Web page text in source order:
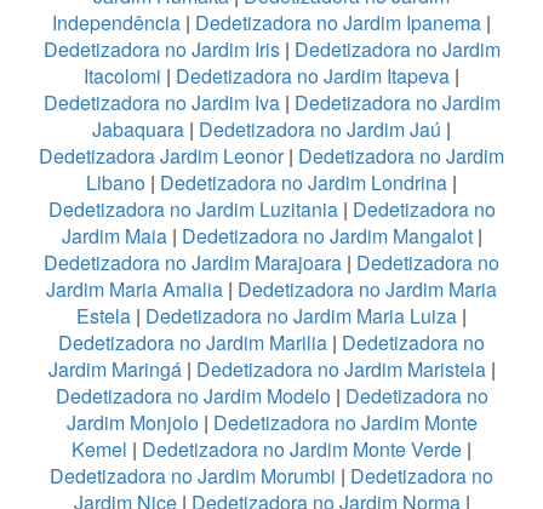
Independência | Dedetizadora no Jardim Ipanema |
Dedetizadora no Jardim Iris| Dedetizadora no Jardim
Itacolomi | Dedetizadora no Jardim Itapeva |
Dedetizadora no Jardim Iva| Dedetizadora no Jardim
Jabaquara | Dedetizadora no Jardim Jaú |
Dedetizadora Jardim Leonor| Dedetizadora no Jardim
Libano | Dedetizadora no Jardim Londrina |
Dedetizadora no Jardim Luzitania| Dedetizadora no
Jardim Maia| Dedetizadora no Jardim Mangalot|
Dedetizadora no Jardim Marajoara | Dedetizadora no
Jardim Maria Amalia | Dedetizadora no Jardim Maria
Estela | Dedetizadora no Jardim Maria Luiza |
Dedetizadora no Jardim Marilia | Dedetizadora no
Jardim Maringá| Dedetizadora no Jardim Maristela|
Dedetizadora no Jardim Modelo| Dedetizadora no
Jardim Monjolo| Dedetizadora no Jardim Monte
Kemel | Dedetizadora no Jardim Monte Verde |
Dedetizadora no Jardim Morumbi | Dedetizadora no
Jardim Nice| Dedetizadora no Jardim Norma|